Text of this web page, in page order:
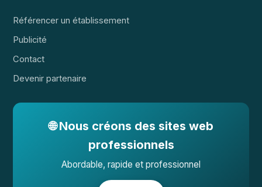
Référencer un établissement
Publicité
Contact
Devenir partenaire
🌐 Nous créons des sites web
professionnels
Abordable, rapide et professionnel